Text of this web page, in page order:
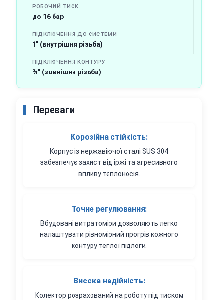
РОБОЧИЙ ТИСК
до 16 бар
ПІДКЛЮЧЕННЯ ДО СИСТЕМИ
1" (внутрішня різьба)
ПІДКЛЮЧЕННЯ КОНТУРУ
¾" (зовнішня різьба)
Переваги
Корозійна стійкість:
Корпус із нержавіючої сталі SUS 304
забезпечує захист від іржі та агресивного
впливу теплоносія.
Точне регулювання:
Вбудовані витратоміри дозволяють легко
налаштувати рівномірний прогрів кожного
контуру теплої підлоги.
Висока надійність:
Колектор розрахований на роботу під тиском